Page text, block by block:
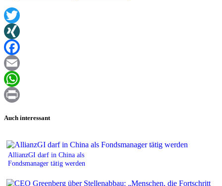
Twitter
XING
Facebook
Email
WhatsApp
Auch interessant
AllianzGI darf in China als
Fondsmanager tätig werden